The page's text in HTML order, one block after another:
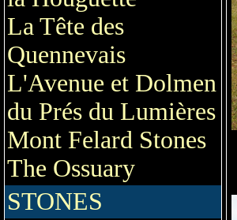
La Tête des
Quennevais
L'Avenue et Dolmen
du Prés du Lumières
Mont Felard Stones
The Ossuary
STONES